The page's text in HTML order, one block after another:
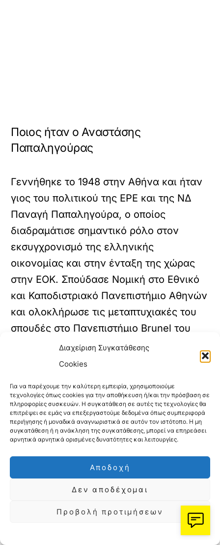
Διαχείριση Συγκατάθεσης
Cookies
Για να παρέχουμε την καλύτερη εμπειρία, χρησιμοποιούμε
τεχνολογίες όπως cookies για την αποθήκευση ή/και την πρόσβαση σε
πληροφορίες συσκευών. Η συγκατάθεση σε αυτές τις τεχνολογίες θα
επιτρέψει σε εμάς να επεξεργαστούμε δεδομένα όπως συμπεριφορά
περιήγησης ή μοναδικά αναγνωριστικά σε αυτόν τον ιστότοπο. Η μη
συγκατάθεση ή η ανάκληση της συγκατάθεσης, μπορεί να επηρεάσει
αρνητικά αρνητικά ορισμένες δυνατότητες και λειτουργίες.
Αποδοχή
Δεν αποδέχομαι
Προβολή προτιμήσεων
Ποιος ήταν ο Αναστάσης
Παπαληγούρας
Γεννήθηκε το 1948 στην Αθήνα και ήταν
γιος του πολιτικού της ΕΡΕ και της ΝΔ
Παναγή Παπαληγούρα, ο οποίος
διαδραμάτισε σημαντικό ρόλο στον
εκσυγχρονισμό της ελληνικής
οικονομίας και στην ένταξη της χώρας
στην ΕΟΚ. Σπούδασε Νομική στο Εθνικό
και Καποδιστριακό Πανεπιστήμιο Αθηνών
και ολοκλήρωσε τις μεταπτυχιακές του
σπουδές στο Πανεπιστήμιο Brunel του
της ΟΝΝΕΔ.
Διαβάστε επίσης:
ΚΚΕ: Πλήγμα στη λογική
των «ισχυρών συμμαχιών»
που διαφημίζει η κυβέρνηση
το σύμφωνα Τουρκίας,